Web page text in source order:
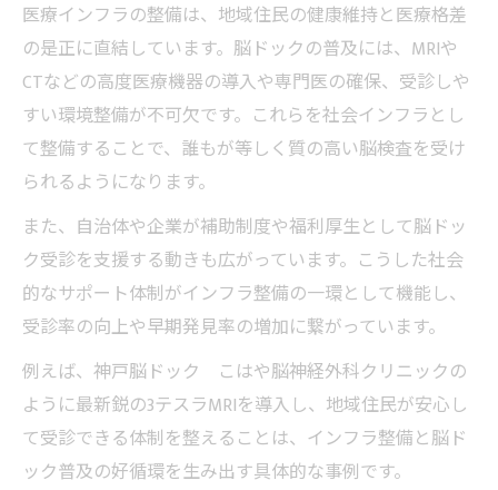
健康保険組合の仕組みを使った脳ドックの
申請法
企業の福利厚生で脳ドックを受けるメリッ
ト
社会保険対応脳ドック受診の手順と注意点
脳ドック受診前に知りたいインフラとの関わり
脳ドック受診前に社会インフラの仕組みを
理解
インフラ整備が脳ドック受診環境に与える
影響
脳ドックと地域医療体制の関連性を知る
脳ドックの普及を支える社会インフラの現
状
医療インフラの整備は、地域住民の健康維持と医療格差
の是正に直結しています。脳ドックの普及には、MRIや
CTなどの高度医療機器の導入や専門医の確保、受診しや
すい環境整備が不可欠です。これらを社会インフラとし
て整備することで、誰もが等しく質の高い脳検査を受け
られるようになります。
また、自治体や企業が補助制度や福利厚生として脳ドッ
ク受診を支援する動きも広がっています。こうした社会
的なサポート体制がインフラ整備の一環として機能し、
受診率の向上や早期発見率の増加に繋がっています。
例えば、神戸脳ドック こはや脳神経外科クリニックの
ように最新鋭の3テスラMRIを導入し、地域住民が安心し
て受診できる体制を整えることは、インフラ整備と脳ド
ック普及の好循環を生み出す具体的な事例です。